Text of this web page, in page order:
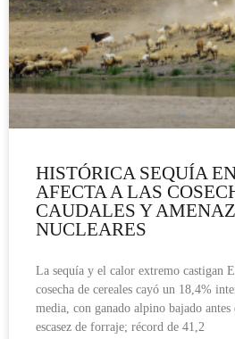
HISTÓRICA SEQUÍA
AFECTA A LAS
CAUDALES Y
NUCLEARES
La sequía y el calor extremo castigan
cosecha de cereales cayó un 18,4%
media, con ganado alpino bajado
escasez de forraje; récord de 41,2